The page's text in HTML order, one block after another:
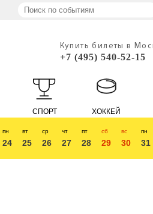
Купить билеты в
+7 (495) 540-52-15
СПОРТ ХОККЕЙ
пн
24
вт
25
ср
26
чт
27
пт
28
сб
29
вс
30
пн
31